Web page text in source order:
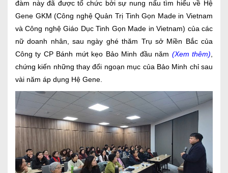
đàm này đã được tổ chức bởi sự nung nấu tìm hiểu về Hệ
Gene GKM (Công nghệ Quản Trị Tinh Gọn Made in Vietnam
và Công nghệ Giáo Dục Tinh Gọn Made in Vietnam) của các
nữ doanh nhân, sau ngày ghé thăm Trụ sở Miền Bắc của
Công ty CP Bánh mứt kẹo Bảo Minh đầu năm (Xem thêm)
chứng kiến những thay đổi ngoạn mục của Bảo Minh chỉ sau
vài năm áp dụng Hệ Gene.